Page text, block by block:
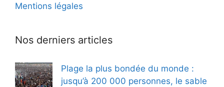
Mentions légales
Nos derniers articles
Plage la plus bondée du monde :
jusqu’à 200 000 personnes, le sable